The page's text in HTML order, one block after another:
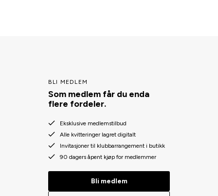
BLI MEDLEM
Som medlem får du enda
flere fordeler.
Eksklusive medlemstilbud
Alle kvitteringer lagret digitalt
Invitasjoner til klubbarrangement i butikk
90 dagers åpent kjøp for medlemmer
Bli medlem